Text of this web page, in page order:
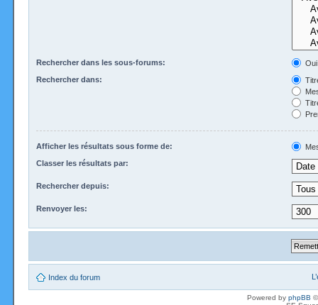
Rechercher dans les sous-forums:
Oui
Rechercher dans:
Afficher les résultats sous forme de:
Classer les résultats par:
Rechercher depuis:
Renvoyer les:
Index du forum
Powered by phpBB